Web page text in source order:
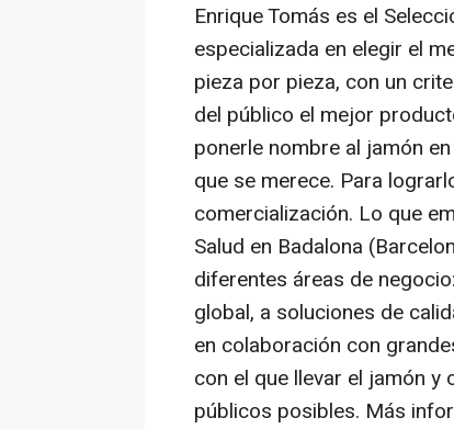
Enrique Tomás es el
especializada en elegir el
pieza por pieza, con un
del público el mejor
ponerle nombre al jamón
que se merece. Para
comercialización. Lo que
Salud en Badalona
diferentes áreas de
global, a soluciones de
en colaboración con
con el que llevar el jamón
públicos posibles. Más